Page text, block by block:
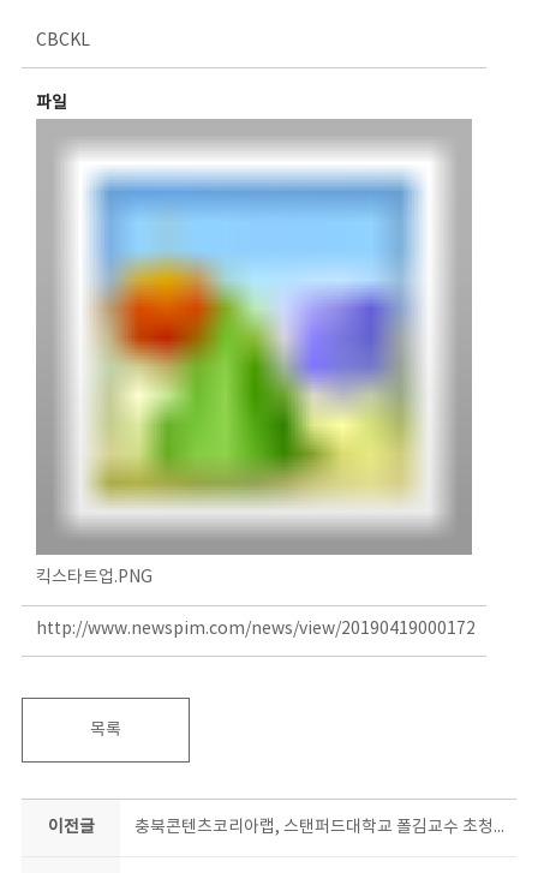
CBCKL
파일
킥스타트업.PNG
http://www.newspim.com/news/view/20190419000172
목록
이전글 충북콘텐츠코리아랩, 스탠퍼드대학교 폴김교수 초청강연